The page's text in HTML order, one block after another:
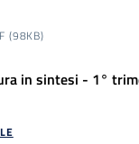
(98KB)
in sintesi - 1°